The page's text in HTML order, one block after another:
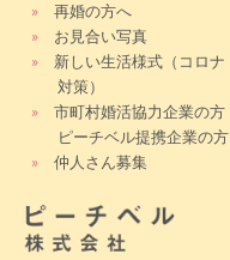
»
再婚の方へ
»
お見合い写真
»
新しい生活様式（コロナ
対策）
»
市町村婚活協力企業の方
ピーチベル提携企業の方
»
仲人さん募集